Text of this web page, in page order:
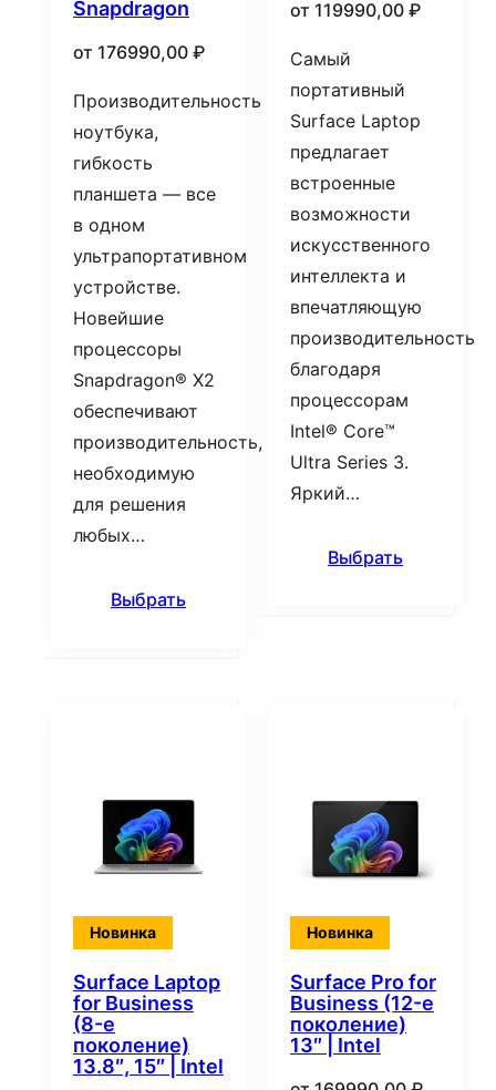
Snapdragon
от 176990,00 ₽
Производительность
ноутбука,
гибкость
планшета — все
в одном
ультрапортативном
устройстве.
Новейшие
процессоры
Snapdragon® X2
обеспечивают
производительность,
необходимую
для решения
любых…
Выбрать
от 119990,00 ₽
Самый
портативный
Surface Laptop
предлагает
встроенные
возможности
искусственного
интеллекта и
впечатляющую
производительность
благодаря
процессорам
Intel® Core™
Ultra Series 3.
Яркий…
Выбрать
Новинка
Surface Laptop
for Business
(8-е
поколение)
13.8″, 15″ | Intel
Новинка
Surface Pro for
Business (12-е
поколение)
13″ | Intel